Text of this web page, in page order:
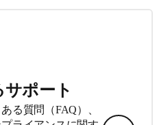
ポート
る質問（FAQ）、